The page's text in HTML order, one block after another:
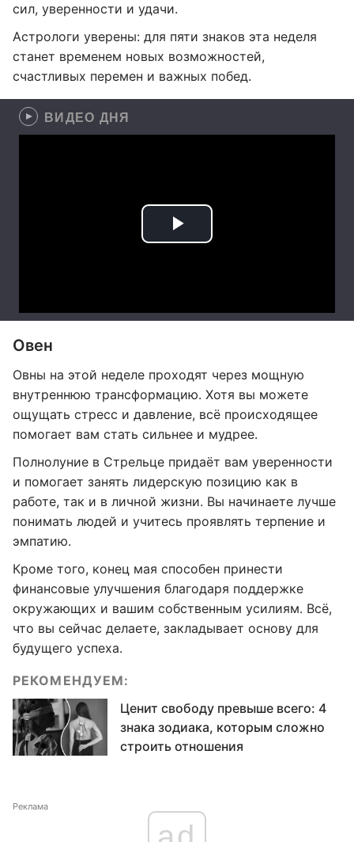
сил, уверенности и удачи.
Астрологи уверены: для пяти знаков эта неделя
станет временем новых возможностей,
счастливых перемен и важных побед.
ВИДЕО ДНЯ
Овен
Овны на этой неделе проходят через мощную
внутреннюю трансформацию. Хотя вы можете
ощущать стресс и давление, всё происходящее
помогает вам стать сильнее и мудрее.
Полнолуние в Стрельце придаёт вам уверенности
и помогает занять лидерскую позицию как в
работе, так и в личной жизни. Вы начинаете лучше
понимать людей и учитесь проявлять терпение и
эмпатию.
Кроме того, конец мая способен принести
финансовые улучшения благодаря поддержке
окружающих и вашим собственным усилиям. Всё,
что вы сейчас делаете, закладывает основу для
будущего успеха.
РЕКОМЕНДУЕМ:
Ценит свободу превыше всего: 4
знака зодиака, которым сложно
строить отношения
Реклама